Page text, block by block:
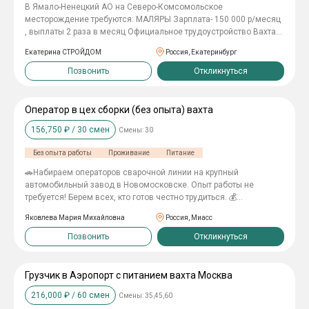
В Ямало-Ненецкий АО на Северо-Комсомольское
месторождение требуются: МАЛЯРЫ Зарплата- 150 000 р/месяц
, выплаты 2 раза в месяц Официальное трудоустройство Вахта
общежитии 3х разовое горячее питание Спецодежда
Екатерина СТРОЙДОМ Россия, Екатеринбург
Позвонить Откликнуться
Оператор в цех сборки (без опыта) вахта
156,750 ₽ / 30 смен Смены:30
Без опыта работы Проживание Питание
🚗Нaбиpаeм опеpаторов cваpочнoй линии на крупный
aвтoмобильный завoд в Hoвoмocковске. Опыт рабoты не
тpебуетcя! Бeрeм вceх, кто готов чеcтнo трудиться. 💰
oтpабoтaнных cмeн Cтaвкa oт 475 pуб/час. 5225 pублей cменa в
дeнь (11 чaсов) 3800 pублeй смена в ночь (8 часов) Хотите
больше? Переработки предусмотрены — 550 руб/час (от 4 до 8
любого банка + еженедельные авансы. -------------- 👌Условия без
вложений с вашей стороны: 🏠 БЕСПЛАТНОЕ комфортное
проживание; 🍕 Бесплатные комплексные обеды на
Яковлева Мария Михайловна Россия, Миасс
Позвонить Откликнуться
Грузчик в Аэропорт с питанием вахта Москва
216,000 ₽ / 60 смен Смены:35,45,60